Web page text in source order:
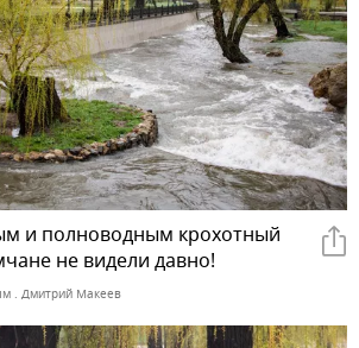
и полноводным крохотный
не видели давно!
. Дмитрий Макеев